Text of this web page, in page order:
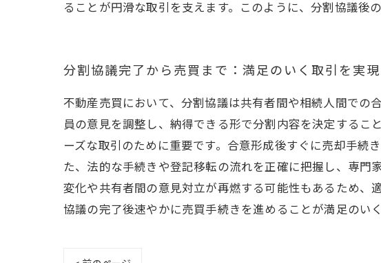
ることが円滑な取引を支えます。このように、分割協議後
分割協議完了から売買まで：満足のいく取引を実
不動産売買において、分割協議は共有者間や相続人間での
員の意見を調整し、納得できる形で分割内容を決定する
ーズな取引のために重要です。合意形成後すぐに売却手続
た、法的な手続きや登記移転の流れを正確に把握し、専門
変化や共有者間の意見対立が再燃する可能性もあるため、
協議の完了後速やかに売買手続きを進めることが満足のい